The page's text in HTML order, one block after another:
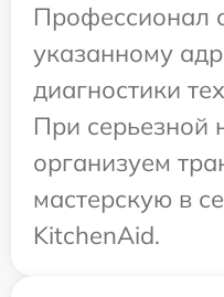
Профессионал
указанному
диагностики
При серьезной
организуем
мастерскую в
KitchenAid.